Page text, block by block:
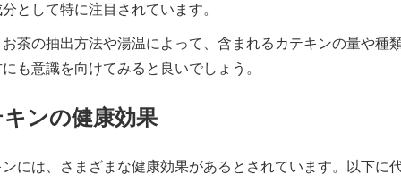
として特に注目されています。
茶の抽出方法や湯温によって、含まれるカテキンの量や種
も意識を向けてみると良いでしょう。
ンの健康効果
には、さまざまな健康効果があるとされています。以下に